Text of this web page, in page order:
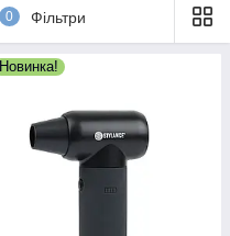
0 Фільтри
Новинка!